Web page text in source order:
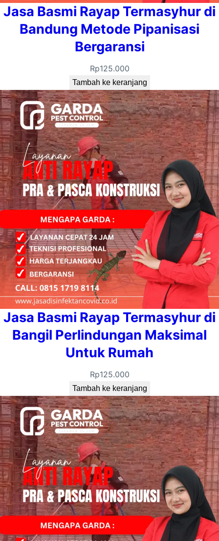
Jasa Basmi Rayap Termasyhur di
Bandung Metode Pipanisasi
Bergaransi
Rp125.000
Tambah ke keranjang
Jasa Basmi Rayap Termasyhur di
Bangil Perlindungan Maksimal
Untuk Rumah
Rp125.000
Tambah ke keranjang